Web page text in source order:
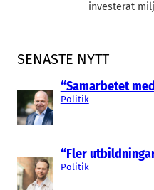
SENASTE NYTT
“Samarbetet
Politik
“Fler
Politik
investerat